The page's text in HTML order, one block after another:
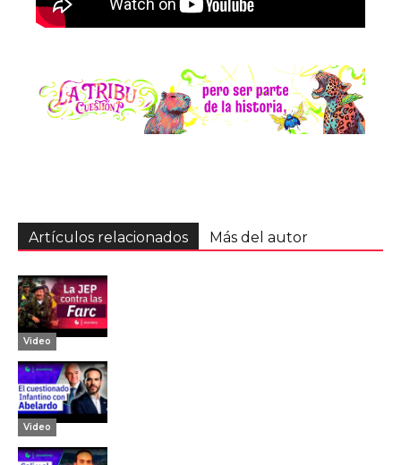
Artículos relacionados Más del autor
Video
Video